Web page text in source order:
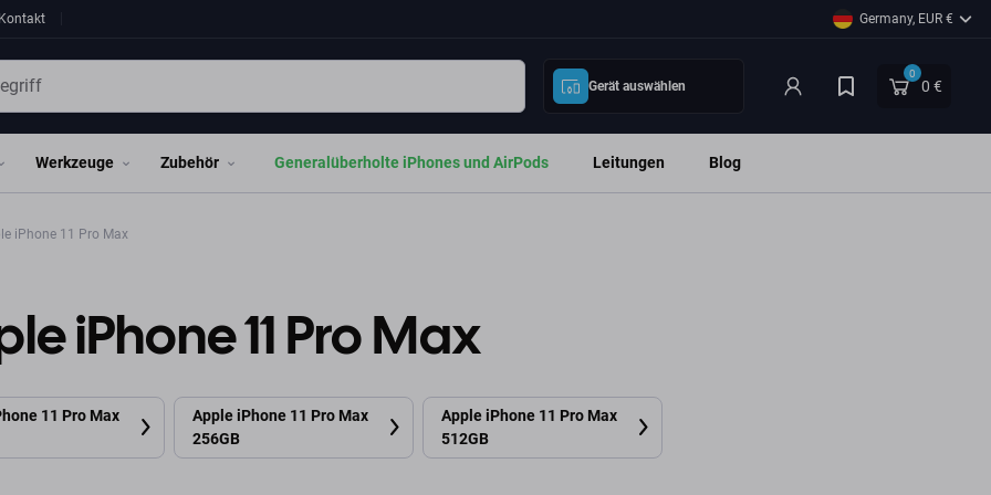
Germany, EUR €
Gerät auswählen
0
0 €
Werkzeuge Zubehör Generalüberholte iPhones und AirPods Leitungen Blog
iPhone 11 Pro Max
iPhone 11 Pro Max
11 Pro Max
Apple iPhone 11 Pro Max
256GB
Apple iPhone 11 Pro Max
512GB